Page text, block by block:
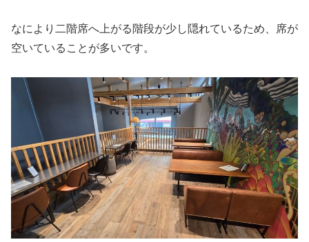
なにより二階席へ上がる階段が少し隠れているため、席が
空いていることが多いです。